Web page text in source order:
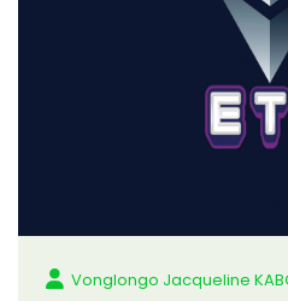
Vonglongo Jacqueline